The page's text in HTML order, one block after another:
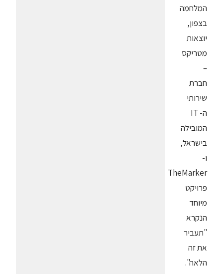
המלחמה
בצפון,
יוצאות
מטריקס
–
חברת
שירותי
ה- IT
המובילה
בישראל,
ו-
TheMarker
פרויקט
מיוחד
הנקרא
"תעביר
את זה
הלאה".